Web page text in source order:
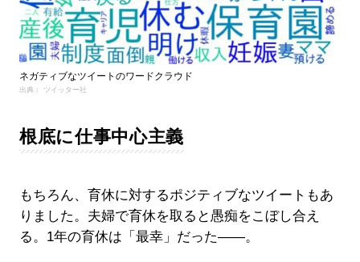
ネガティブなツイートのワードクラウド
出典： ツイッター社
根底に仕事中心主義
もちろん、育休に対するポジティブなツイートもあ
りました。夫婦で育休を取ると愚痴をこぼし合え
る。1年の育休は「最幸」だった――。